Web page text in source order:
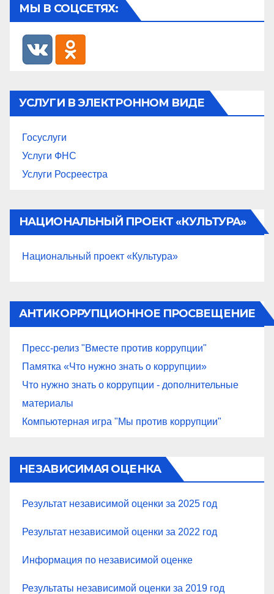
МЫ В СОЦСЕТЯХ:
УСЛУГИ В ЭЛЕКТРОННОМ ВИДЕ
Госуслуги
Услуги ФНС
Услуги Росреестра
НАЦИОНАЛЬНЫЙ ПРОЕКТ «КУЛЬТУРА»
Национальный проект «Культура»
АНТИКОРРУПЦИОННОЕ ПРОСВЕЩЕНИЕ
Пресс-релиз "Вместе против коррупции"
Памятка «Что нужно знать о коррупции»
Что нужно знать о коррупции - дополнительные
материалы
Компьютерная игра "Мы против коррупции"
НЕЗАВИСИМАЯ ОЦЕНКА
Результат независимой оценки за 2025 год
Результат независимой оценки за 2022 год
Информация по независимой оценке
Результаты независимой оценки за 2019 год